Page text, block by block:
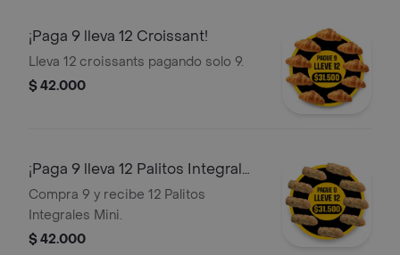
¡Paga 9 lleva 12 Croissant!
Lleva 12 croissants pagando solo 9.
$ 42.000
¡Paga 9 lleva 12 Palitos Integral
Mini!
Compra 9 y recibe 12 Palitos
Integrales Mini.
$ 42.000